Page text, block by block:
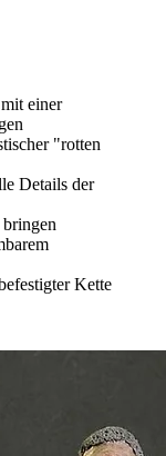
einer
"rotten
Details der
Kette